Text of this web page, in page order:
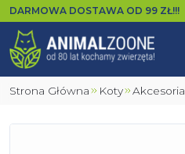
DARMOWA DOSTAWA OD 99 ZŁ!!!
Strona Główna Koty Akcesoria